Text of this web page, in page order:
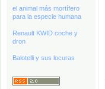
el animal más mortífero
para la especie humana
Renault KWID coche y
dron
Balotelli y sus locuras